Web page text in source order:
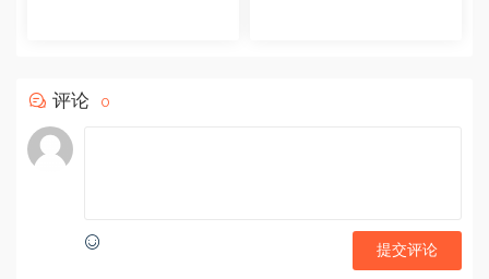
评论 0
提交评论